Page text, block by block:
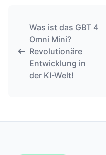
Was ist das GBT 4
Omni Mini?
Revolutionäre
Entwicklung in
der KI-Welt!